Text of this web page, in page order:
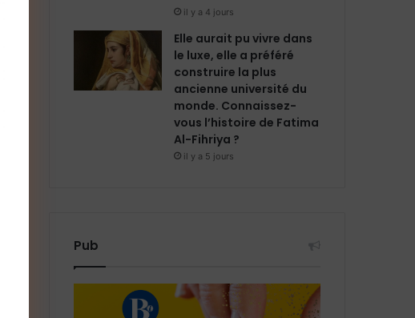
il y a 4 jours
Elle aurait pu vivre dans
le luxe, elle a préféré
construire la plus
ancienne université du
monde. Connaissez-
vous l’histoire de Fatima
Al-Fihriya ?
il y a 5 jours
Pub